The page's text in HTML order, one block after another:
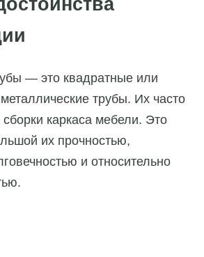
— это квадратные или
трубы. Их часто
каркаса мебели. Это
их прочностью,
и относительно